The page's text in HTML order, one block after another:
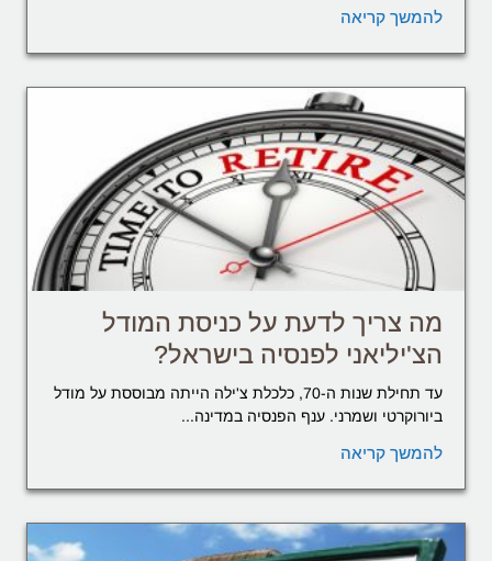
להמשך קריאה
מה צריך לדעת על כניסת המודל
הצ'יליאני לפנסיה בישראל?
עד תחילת שנות ה-70, כלכלת צ'ילה הייתה מבוססת על מודל
ביורוקרטי ושמרני. ענף הפנסיה במדינה...
להמשך קריאה